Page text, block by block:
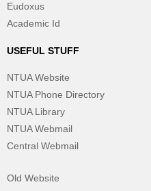
Eudoxus
Academic Id
USEFUL STUFF
NTUA Website
NTUA Phone Directory
NTUA Library
NTUA Webmail
Central Webmail
Old Website